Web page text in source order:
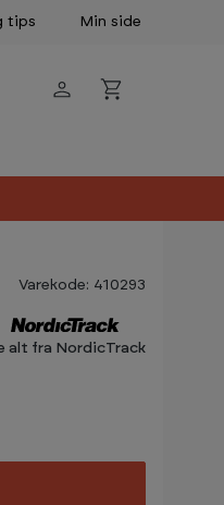
tips Min side
Varekode: 410293
alt fra NordicTrack